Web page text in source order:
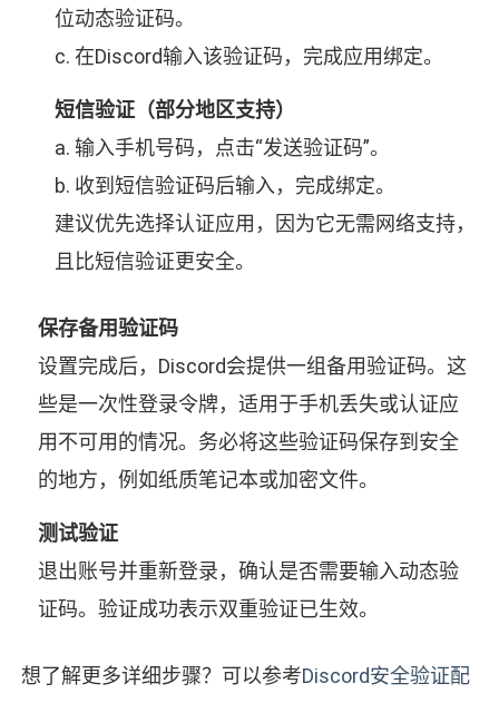
位动态验证码。
c. 在Discord输入该验证码，完成应用绑定。
短信验证（部分地区支持）
a. 输入手机号码，点击“发送验证码”。
b. 收到短信验证码后输入，完成绑定。
建议优先选择认证应用，因为它无需网络支持，
且比短信验证更安全。
保存备用验证码
设置完成后，Discord会提供一组备用验证码。这
些是一次性登录令牌，适用于手机丢失或认证应
用不可用的情况。务必将这些验证码保存到安全
的地方，例如纸质笔记本或加密文件。
测试验证
退出账号并重新登录，确认是否需要输入动态验
证码。验证成功表示双重验证已生效。
想了解更多详细步骤？可以参考Discord安全验证配